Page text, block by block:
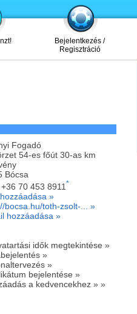
Bejelentkezés /
Regisztráció
Fogadó
54-es főút 30-as km
Bócsa
+36 70 453 8911 *
»
bocsa.hu/toth-zsolt-... »
hozzáadása »
idők megtekintése »
»
»
bejelentése »
a kedvencekhez » »